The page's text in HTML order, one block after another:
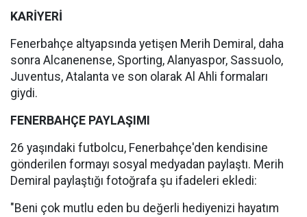
KARİYERİ
Fenerbahçe altyapsında yetişen Merih Demiral, daha
sonra Alcanenense, Sporting, Alanyaspor, Sassuolo,
Juventus, Atalanta ve son olarak Al Ahli formaları
giydi.
FENERBAHÇE PAYLAŞIMI
26 yaşındaki futbolcu, Fenerbahçe'den kendisine
gönderilen formayı sosyal medyadan paylaştı. Merih
Demiral paylaştığı fotoğrafa şu ifadeleri ekledi:
"Beni çok mutlu eden bu değerli hediyenizi hayatım